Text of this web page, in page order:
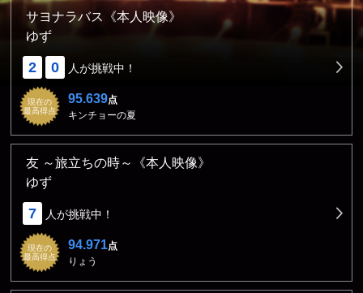
サヨナラバス《本人映像》
ゆず
2 0 人が挑戦中！
現在の
最高得点
95.639点
キンチョーの夏
友 ～旅立ちの時～《本人映像》
ゆず
7 人が挑戦中！
現在の
最高得点
94.971点
りょう